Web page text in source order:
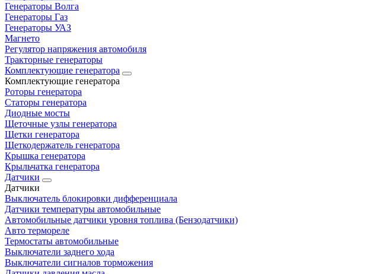
Генераторы Волга
Генераторы Газ
Генераторы УАЗ
Магнето
Регулятор напряжения автомобиля
Тракторные генераторы
Комплектующие генератора
Комплектующие генератора
Роторы генератора
Статоры генератора
Диодные мосты
Щеточные узлы генератора
Щетки генератора
Щеткодержатель генератора
Крышка генератора
Крыльчатка генератора
Датчики
Датчики
Выключатель блокировки дифференциала
Датчики температуры автомобильные
Автомобильные датчики уровня топлива (Бензодатчики)
Авто термореле
Термостаты автомобильные
Выключатели заднего хода
Выключатели сигналов торможения